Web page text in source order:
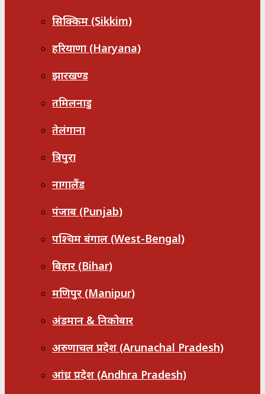
सिक्किम (Sikkim)
हरियाणा (Haryana)
झारखण्ड
तमिलनाडु
तेलंगाना
त्रिपुरा
नागालैंड
पंजाब (Punjab)
पश्चिम बंगाल (West-Bengal)
बिहार (Bihar)
मणिपुर (Manipur)
अंडमान & निकोबार
अरुणाचल प्रदेश (Arunachal Pradesh)
आंध्र प्रदेश (Andhra Pradesh)